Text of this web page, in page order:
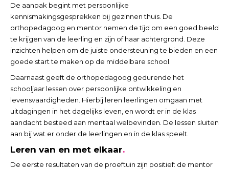
De aanpak begint met persoonlijke
kennismakingsgesprekken bij gezinnen thuis. De
orthopedagoog en mentor nemen de tijd om een goed beeld
te krijgen van de leerling en zijn of haar achtergrond. Deze
inzichten helpen om de juiste ondersteuning te bieden en een
goede start te maken op de middelbare school.
Daarnaast geeft de orthopedagoog gedurende het
schooljaar lessen over persoonlijke ontwikkeling en
levensvaardigheden. Hierbij leren leerlingen omgaan met
uitdagingen in het dagelijks leven, en wordt er in de klas
aandacht besteed aan mentaal welbevinden. De lessen sluiten
aan bij wat er onder de leerlingen en in de klas speelt.
Leren van en met elkaar
De eerste resultaten van de proeftuin zijn positief: de mentor